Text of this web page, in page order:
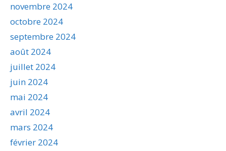
novembre 2024
octobre 2024
septembre 2024
août 2024
juillet 2024
juin 2024
mai 2024
avril 2024
mars 2024
février 2024